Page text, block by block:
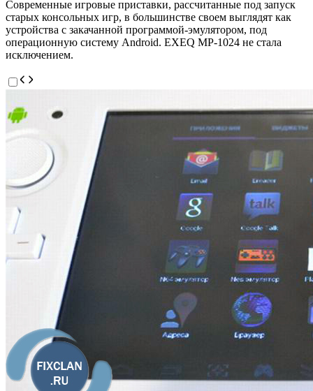
Современные игровые приставки, рассчитанные под запуск
старых консольных игр, в большинстве своем выглядят как
устройства с закачанной программой-эмулятором, под
операционную систему Android. EXEQ MP-1024 не стала
исключением.